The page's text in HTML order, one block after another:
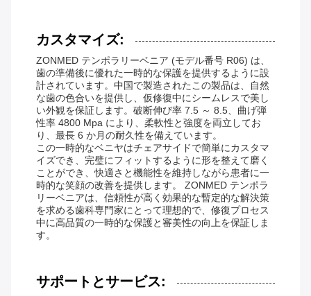
カスタマイズ:
ZONMED テンポラリーベニア (モデル番号 R06) は、
歯の準備後に優れた一時的な保護を提供するように設
計されています。中国で製造されたこの製品は、自然
な歯の色合いを提供し、仮修復中にシームレスで美し
い外観を保証します。破断伸び率 7.5 ～ 8.5、曲げ弾
性率 4800 Mpa により、柔軟性と強度を両立してお
り、最長 6 か月の耐久性を備えています。
この一時的なベニヤはチェアサイドで簡単にカスタマ
イズでき、完璧にフィットするように形を整えて磨く
ことができ、快適さと機能性を維持しながら患者に一
時的な笑顔の改善を提供します。 ZONMED テンポラ
リーベニアは、信頼性が高く効果的な暫定的な解決策
を求める歯科専門家にとって理想的で、修復プロセス
中に高品質の一時的な保護と審美性の向上を保証しま
す。
サポートとサービス: